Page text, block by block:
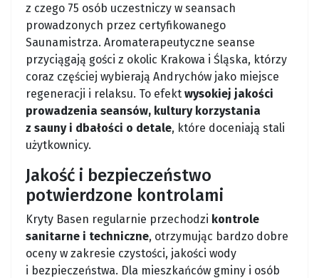
z czego 75 osób uczestniczy w seansach
prowadzonych przez certyfikowanego
Saunamistrza. Aromaterapeutyczne seanse
przyciągają gości z okolic Krakowa i Śląska, którzy
coraz częściej wybierają Andrychów jako miejsce
regeneracji i relaksu. To efekt wysokiej jakości
prowadzenia seansów, kultury korzystania
z sauny i dbałości o detale, które doceniają stali
użytkownicy.
Jakość i bezpieczeństwo
potwierdzone kontrolami
Kryty Basen regularnie przechodzi kontrole
sanitarne i techniczne, otrzymując bardzo dobre
oceny w zakresie czystości, jakości wody
i bezpieczeństwa. Dla mieszkańców gminy i osób